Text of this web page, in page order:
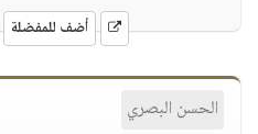
أضف للمفضلة
الحسن البصري